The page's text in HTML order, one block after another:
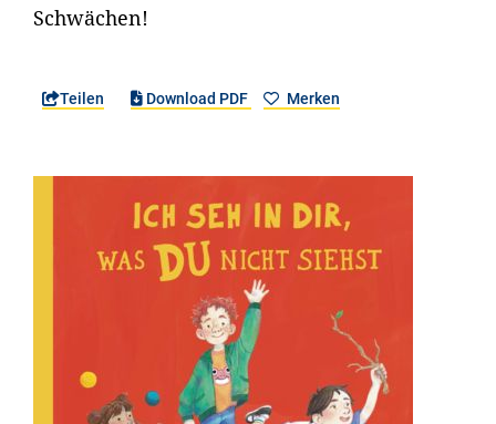
Schwächen!
Teilen Download PDF Merken